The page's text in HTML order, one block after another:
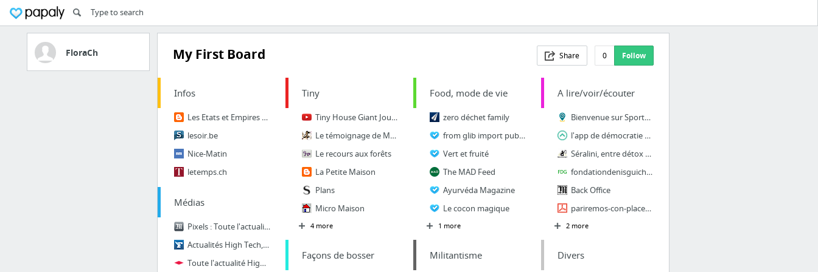
FloraCh My First Board Share 0 Follow
Infos
Les Etats et Empires de la Lune
lesoir.be
Nice-Matin
letemps.ch
Médias
Pixels : Toute l'actualité sur Le Monde.fr.
Actualités High Tech, nouveautés Web & mobile par Le Figaro
Toute l'actualité High-tech
Tiny
Tiny House Giant Journey
Le témoignage de Mylène : Je vis dans une tiny-house - Zen et Organisée Le blog !
Le recours aux forêts
La Petite Maison
Plans
Micro Maison
4 more
Façons de bosser
Food, mode de vie
zero déchet family
from glib import public
Vert et fruité
The MAD Feed
Ayurvéda Magazine
Le cocon magique
1 more
Militantisme
A lire/voir/écouter
Bienvenue sur SportRizer
l'app de démocratie participative
Séralini, entre détox et intox.
fondationdenisguichard.com
Back Office
pariremos-con-placer.pdf
2 more
Divers